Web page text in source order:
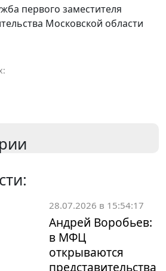
первого заместителя
Московской области
28.07.2026 в 15:54:17
Андрей Воробьев:
в МФЦ
открываются
представительства